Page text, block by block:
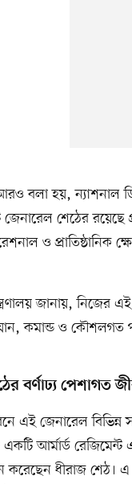
বলা হয়, ন্যাশনাল
জেনারেল শেঠের
ও প্রাতিষ্ঠানিক
জানায়, নিজের
কমান্ড ও কৌশলগত
বর্ণাঢ্য পেশাগত
এই জেনারেল
একটি আর্মার্ড
করেছেন ধীরাজ শেঠ।